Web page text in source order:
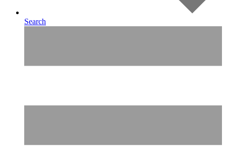
Search